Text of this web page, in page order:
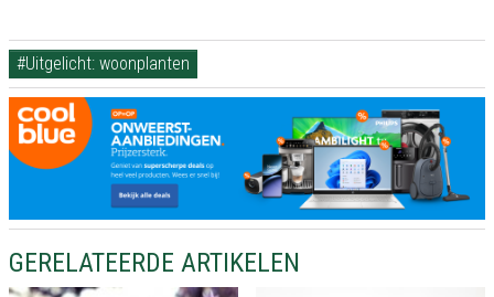
#Uitgelicht: woonplanten
GERELATEERDE ARTIKELEN